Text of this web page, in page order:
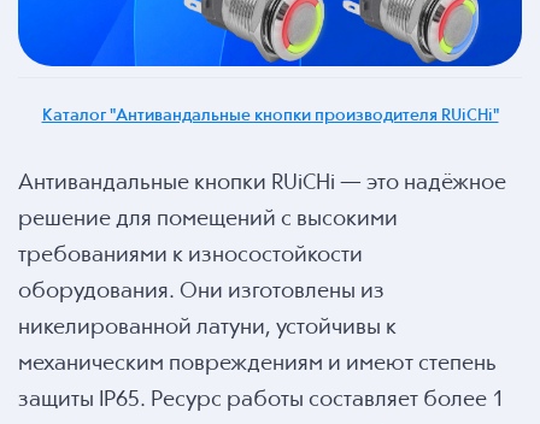
Каталог "Антивандальные кнопки производителя RUiCHi"
Антивандальные кнопки RUiCHi — это надёжное
решение для помещений с высокими
требованиями к износостойкости
оборудования. Они изготовлены из
никелированной латуни, устойчивы к
механическим повреждениям и имеют степень
защиты IP65. Ресурс работы составляет более 1